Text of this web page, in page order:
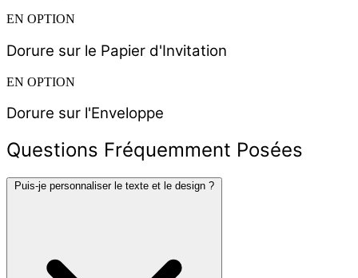
EN OPTION
Dorure sur le Papier d'Invitation
EN OPTION
Dorure sur l'Enveloppe
Questions Fréquemment Posées
Puis-je personnaliser le texte et le design ?